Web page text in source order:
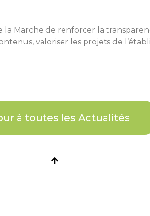
la Marche de renforcer la
valoriser les projets de
à toutes les Actualités